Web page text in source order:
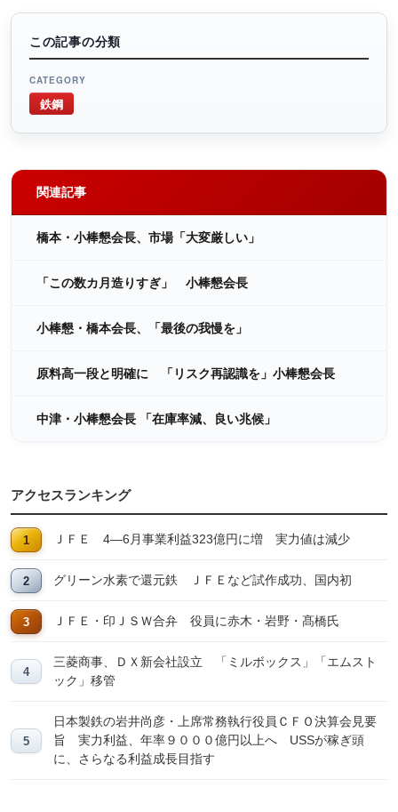
この記事の分類
CATEGORY
鉄鋼
関連記事
橋本・小棒懇会長、市場「大変厳しい」
「この数カ月造りすぎ」 小棒懇会長
小棒懇・橋本会長、「最後の我慢を」
原料高一段と明確に 「リスク再認識を」小棒懇会長
中津・小棒懇会長 「在庫率減、良い兆候」
アクセスランキング
ＪＦＥ 4―6月事業利益323億円に増 実力値は減少
グリーン水素で還元鉄 ＪＦＥなど試作成功、国内初
ＪＦＥ・印ＪＳＷ合弁 役員に赤木・岩野・髙橋氏
三菱商事、ＤＸ新会社設立 「ミルボックス」「エムスト
ック」移管
日本製鉄の岩井尚彦・上席常務執行役員ＣＦＯ決算会見要
旨 実力利益、年率９０００億円以上へ USSが稼ぎ頭
に、さらなる利益成長目指す